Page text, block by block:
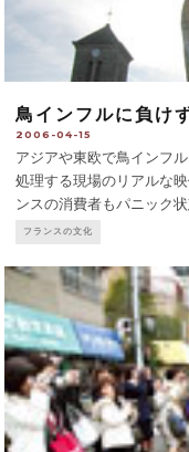
鳥インフルに負け
2006-04-15
アジアや東欧で鳥インフ
処理する現場のリアルな
ンスの消費者もパニック
上げが20％から30％落ち
フランスの文化